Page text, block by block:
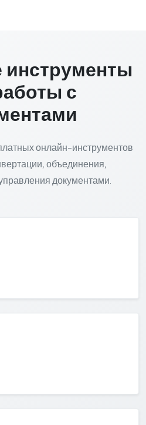
с
онлайн-инструментов
объединения,
документами.